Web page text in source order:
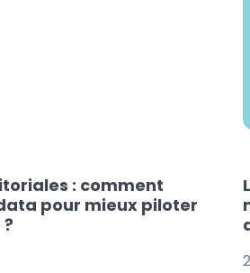
: comment
pour mieux piloter